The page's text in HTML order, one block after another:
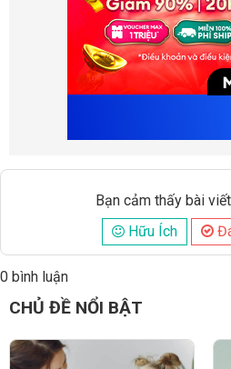
Bạn cảm thấy bài
Hữu Ích
0 bình luận